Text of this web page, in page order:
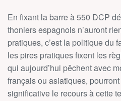
En fixant la barre à 550 DCP
thoniers espagnols n’auront
pratiques, c’est la politique du
les pires pratiques fixent les
qui aujourd’hui pêchent avec
français ou asiatiques,
significative le recours à cette